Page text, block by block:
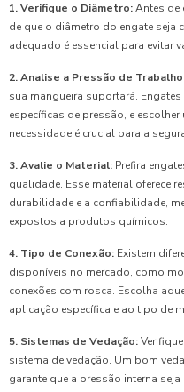
1. Verifique o Diâmetro:Antes de
de que o diâmetro do engate seja
adequado é essencial para evitar
2. Analise a Pressão de
sua mangueira suportará.
específicas de pressão, e
necessidade é crucial para a
3. Avalie o Material: Prefira
qualidade. Esse material oferece
durabilidade e a confiabilidade,
expostos a produtos químicos.
4. Tipo de Conexão: Existem
disponíveis no mercado, como
conexões com rosca. Escolha
aplicação específica e ao tipo de
5. Sistemas de Vedação:
sistema de vedação. Um bom
garante que a pressão interna